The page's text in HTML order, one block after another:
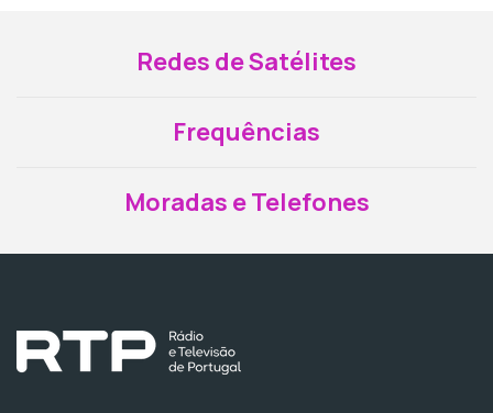
Redes de Satélites
Frequências
Moradas e Telefones